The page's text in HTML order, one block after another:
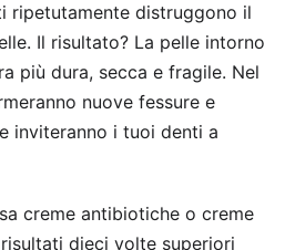
ripetutamente distruggono il
Il risultato? La pelle intorno
più dura, secca e fragile. Nel
nuove fessure e
inviteranno i tuoi denti a
creme antibiotiche o creme
dieci volte superiori